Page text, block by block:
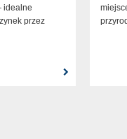
idealne
przez